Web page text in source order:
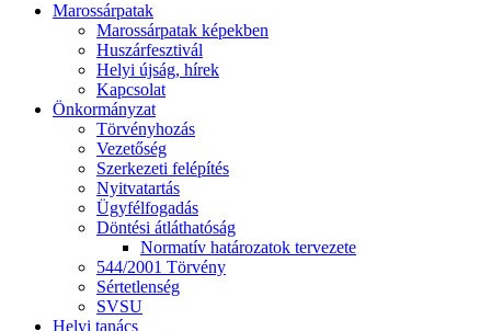
Marossárpatak
Marossárpatak képekben
Huszárfesztivál
Helyi újság, hírek
Kapcsolat
Önkormányzat
Törvényhozás
Vezetőség
Szerkezeti felépítés
Nyitvatartás
Ügyfélfogadás
Döntési átláthatóság
Normatív határozatok tervezete
544/2001 Törvény
Sértetlenség
SVSU
Helyi tanács